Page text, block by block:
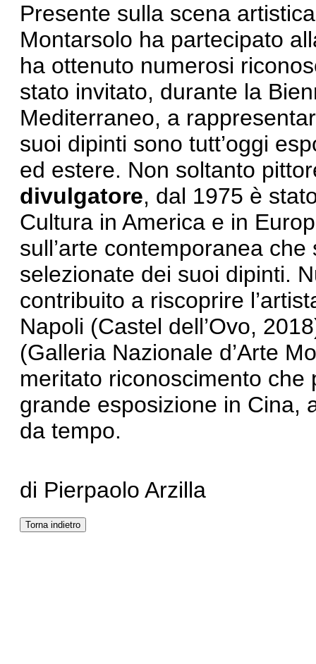
Presente sulla scena
Montarsolo ha partecipato
ha ottenuto numerosi
stato invitato, durante la
Mediterraneo, a
suoi dipinti sono tutt’oggi
ed estere. Non soltanto
divulgatore, dal 1975 è
Cultura in America e in
sull’arte contemporanea
selezionate dei suoi dipinti.
contribuito a riscoprire
Napoli (Castel dell’Ovo,
(Galleria Nazionale d’Arte
meritato riconoscimento
grande esposizione in Cina,
da tempo.
di Pierpaolo Arzilla